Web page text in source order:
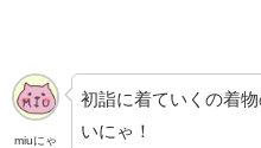
miuにゃ
初詣に着ていくの着
いにゃ！